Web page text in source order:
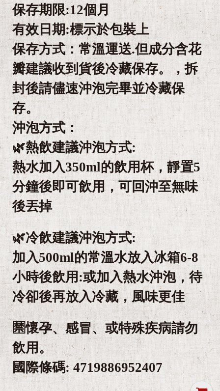
保存期限:12個月
有效日期:標示於包裝上
保存方式：常溫運送.但成分含花
瓣建議收到貨後冷藏保存。，拆
封後請儘速沖泡完畢並冷藏保
存。
沖泡方式：
🌿熱飲建議沖泡方式:
熱水加入350ml的飲用杯，靜置5
分鐘後即可飲用，可回沖至無味
後丟掉
🌿冷飲建議沖泡方式:
加入500ml的常溫水放入冰箱6-8
小時後飲用:或加入熱水沖泡，待
冷卻後再放入冷藏，風味更佳
🈲️懷孕、感冒、或特殊疾病請勿
飲用。
國際條碼: 4719886952407